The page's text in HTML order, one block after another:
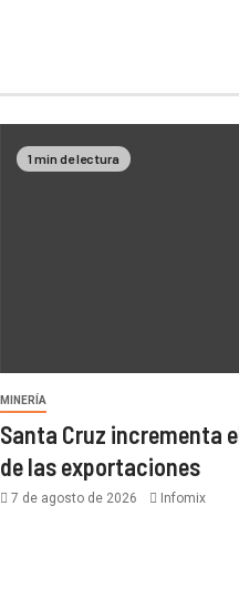
1 min de lectura
MINERÍA
Santa Cruz incrementa
de las exportaciones
7 de agosto de 2026 Infomix